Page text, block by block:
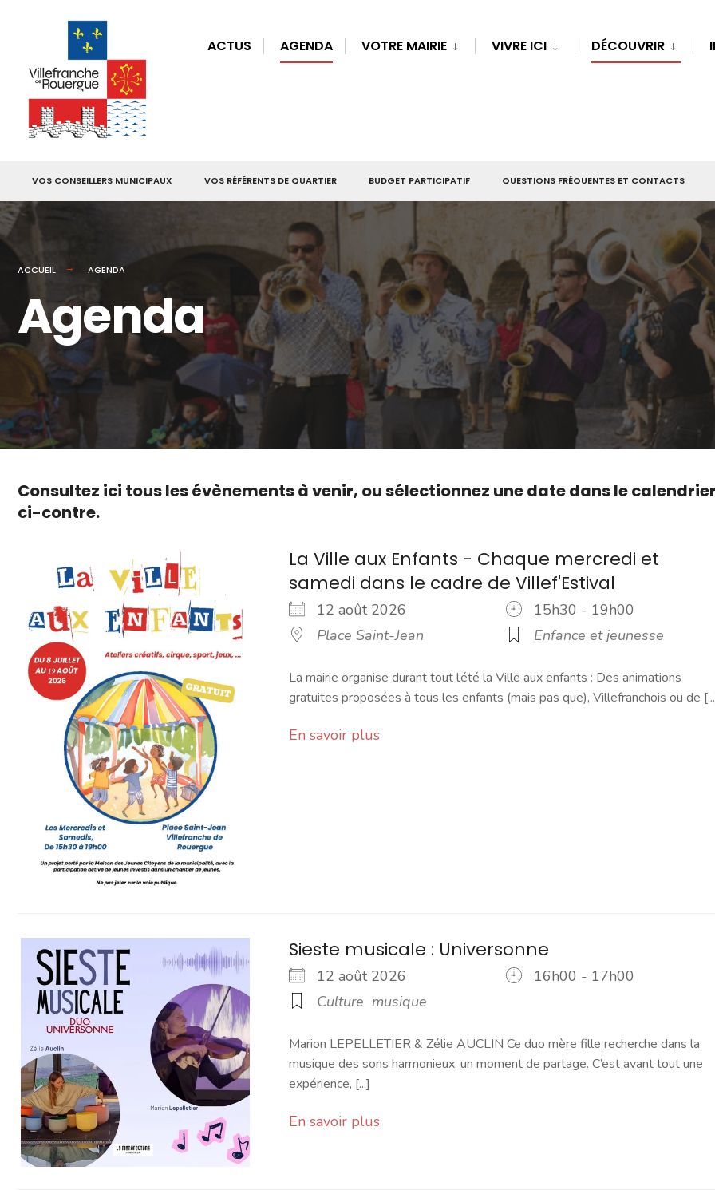
ACTUS AGENDA VOTRE MAIRIE VIVRE ICI DÉCOUVRIR
VOS CONSEILLERS MUNICIPAUX VOS RÉFÉRENTS DE QUARTIER BUDGET PARTICIPATIF QUESTIONS FRÉQUENTES ET CONTACTS
ACCUEIL AGENDA
Agenda
Consultez ici tous les évènements à venir, ou sélectionnez une date dans le
ci-contre.
La Ville aux Enfants - Chaque mercredi et
samedi dans le cadre de Villef'Estival
12 août 2026
15h30 - 19h00
Place Saint-Jean
Enfance et jeunesse
La mairie organise durant tout l’été la Ville aux enfants : Des animations
gratuites proposées à tous les enfants (mais pas que), Villefranchois ou de
En savoir plus
Sieste musicale : Universonne
12 août 2026
16h00 - 17h00
Culture musique
Marion LEPELLETIER & Zélie AUCLIN Ce duo mère fille recherche dans la
musique des sons harmonieux, un moment de partage. C’est avant tout une
expérience, [...]
En savoir plus